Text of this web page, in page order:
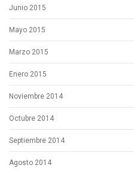
Junio 2015
Mayo 2015
Marzo 2015
Enero 2015
Noviembre 2014
Octubre 2014
Septiembre 2014
Agosto 2014